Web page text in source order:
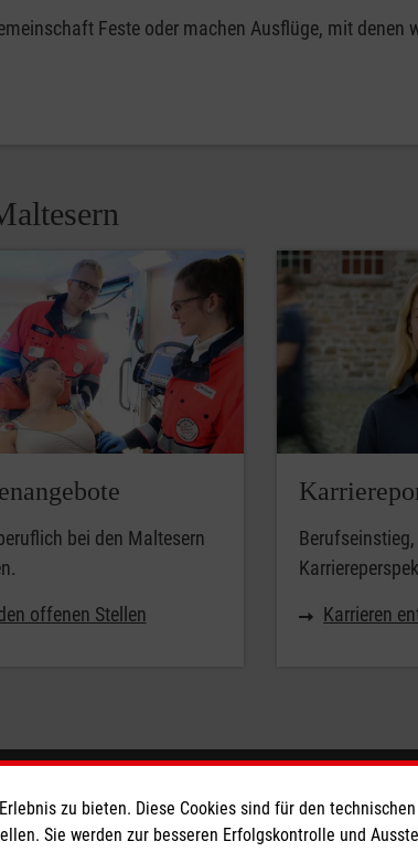
Feste oder machen Ausflüge, mit denen
bei den Maltesern
offenen Stellen
Karrieren
Spendenkonto
zu bieten. Diese Cookies sind für den
Sie werden zur besseren Erfolgskontrolle und